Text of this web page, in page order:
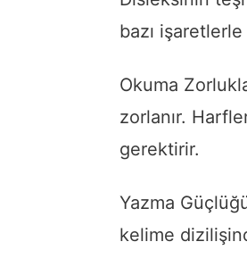
bazı
Okuma
zorlanır.
gerektirir.
Yazma
kelime